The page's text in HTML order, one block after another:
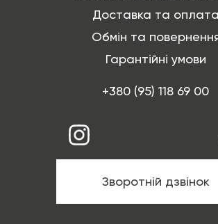
Доставка та оплата
Обмін та
Гарантійні умови
+380 (95) 118 69 00
Зворотній дзвінок